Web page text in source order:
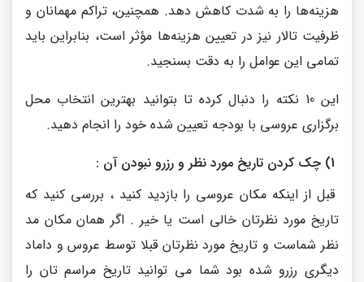
هزینه‌ها را به شدت کاهش دهد. همچنین، تراکم مهمانان و
ظرفیت تالار نیز در تعیین هزینه‌ها مؤثر است، بنابراین باید
تمامی این عوامل را به دقت بسنجید.
این 10 نکته را دنبال کرده تا بتوانید بهترین انتخاب محل
برگزاری عروسی با بودجه تعیین شده خود را انجام دهید.
قبل از اینکه مکان عروسی را بازدید کنید ، بررسی کنید که
تاریخ مورد نظرتان خالی است یا خیر . اگر همان مکان مد
نظر شماست و تاریخ مورد نظرتان قبلا توسط عروس و داماد
دیگری رزرو شده بود شما می توانید تاریخ مراسم تان را